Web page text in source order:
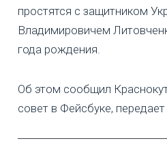
простятся с защитником
Владимировичем
года рождения.
Об этом сообщил
совет в Фейсбуке, передает